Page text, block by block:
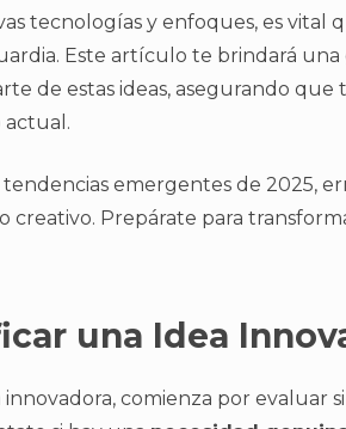
tecnologías y enfoques, es vital
Este artículo te brindará
de estas ideas, asegurando que
actual.
emergentes de 2025,
creativo. Prepárate para
una Idea
comienza por evaluar si